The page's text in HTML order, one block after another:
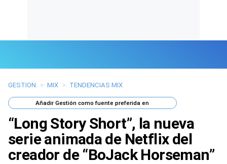
Últimas Noticias
Mi Bolsillo
Respuestas
Gente
GESTION > MIX > TENDENCIAS MIX
AñadirGestión como fuente preferida en
“Long Story Short”, la nueva
serie animada de Netflix del
creador de “BoJack Horseman”